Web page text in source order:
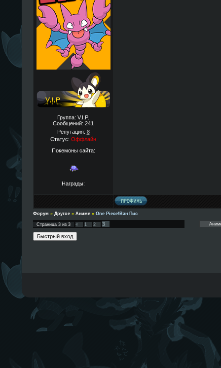
Группа: V.I.P.
Сообщений: 241
Репутация: 8
Статус: Оффлайн
Покемоны сайта:
Награды:
Форум » Другое » Аниме » One Piece/Ван Пис
Страница 3из 3 « 1 2 3